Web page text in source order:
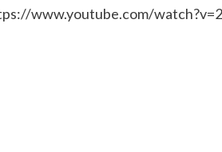
www.youtube.com/